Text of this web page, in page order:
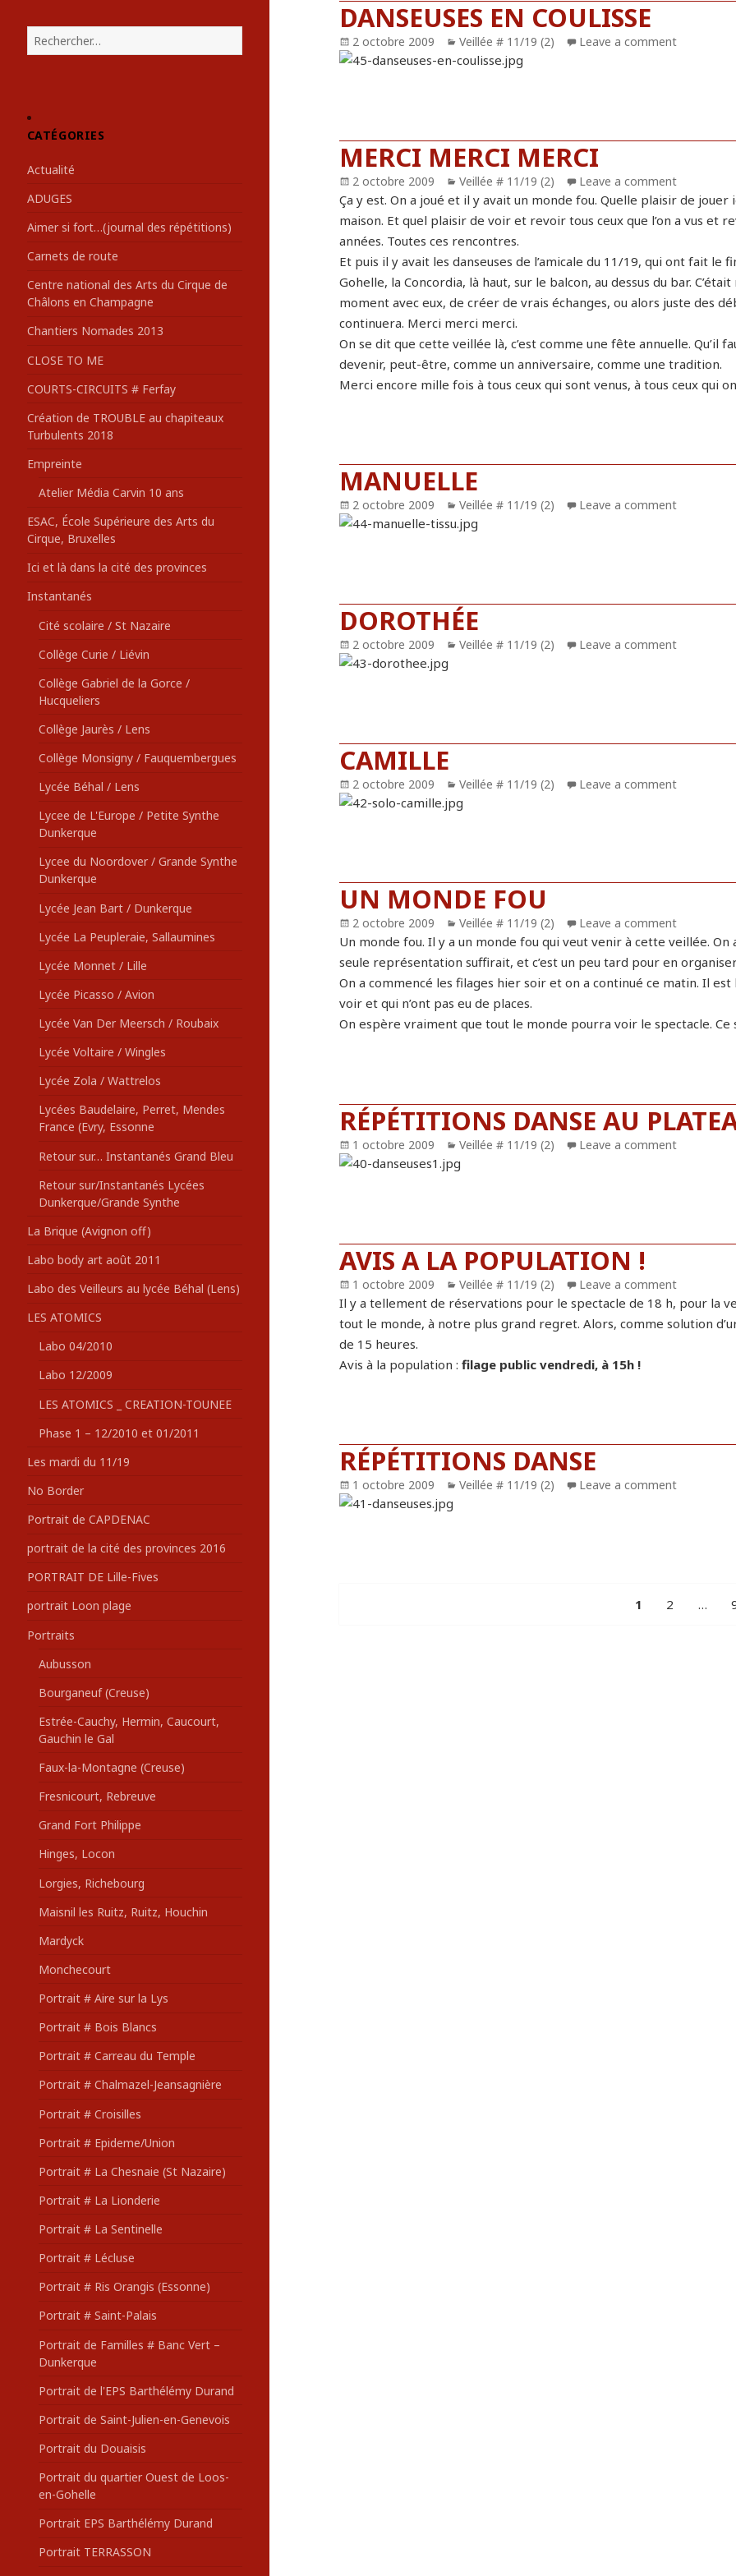
e
r
c
e
:
CATÉGORIES
Actualité
ADUGES
Aimer si fort…(journal des répétitions)
Carnets de route
Centre national des Arts du Cirque de
Châlons en Champagne
Chantiers Nomades 2013
CLOSE TO ME
COURTS-CIRCUITS # Ferfay
Création de TROUBLE au chapiteaux
Turbulents 2018
Empreinte
Atelier Média Carvin 10 ans
ESAC, École Supérieure des Arts du
Cirque, Bruxelles
Ici et là dans la cité des provinces
Instantanés
Cité scolaire / St Nazaire
Collège Curie / Liévin
Collège Gabriel de la Gorce /
Hucqueliers
Collège Jaurès / Lens
Collège Monsigny / Fauquembergues
Lycée Béhal / Lens
Lycee de L'Europe / Petite Synthe
Dunkerque
Lycee du Noordover / Grande Synthe
Dunkerque
Lycée Jean Bart / Dunkerque
Lycée La Peupleraie, Sallaumines
Lycée Monnet / Lille
Lycée Picasso / Avion
Lycée Van Der Meersch / Roubaix
Lycée Voltaire / Wingles
Lycée Zola / Wattrelos
Lycées Baudelaire, Perret, Mendes
France (Evry, Essonne
Retour sur… Instantanés Grand Bleu
Retour sur/Instantanés Lycées
Dunkerque/Grande Synthe
La Brique (Avignon off)
Labo body art août 2011
Labo des Veilleurs au lycée Béhal (Lens)
LES ATOMICS
Labo 04/2010
Labo 12/2009
LES ATOMICS _ CREATION-TOUNEE
Phase 1 – 12/2010 et 01/2011
Les mardi du 11/19
No Border
Portrait de CAPDENAC
portrait de la cité des provinces 2016
PORTRAIT DE Lille-Fives
portrait Loon plage
Portraits
Aubusson
Bourganeuf (Creuse)
Estrée-Cauchy, Hermin, Caucourt,
Gauchin le Gal
Faux-la-Montagne (Creuse)
Fresnicourt, Rebreuve
Grand Fort Philippe
Hinges, Locon
Lorgies, Richebourg
Maisnil les Ruitz, Ruitz, Houchin
Mardyck
Monchecourt
Portrait # Aire sur la Lys
Portrait # Bois Blancs
Portrait # Carreau du Temple
Portrait # Chalmazel-Jeansagnière
Portrait # Croisilles
Portrait # Epideme/Union
Portrait # La Chesnaie (St Nazaire)
Portrait # La Lionderie
Portrait # La Sentinelle
Portrait # Lécluse
Portrait # Ris Orangis (Essonne)
Portrait # Saint-Palais
Portrait de Familles # Banc Vert –
Dunkerque
Portrait de l'EPS Barthélémy Durand
Portrait de Saint-Julien-en-Genevois
Portrait du Douaisis
Portrait du quartier Ouest de Loos-
en-Gohelle
Portrait EPS Barthélémy Durand
Portrait TERRASSON
DANSEUSES EN COULISSE
Publié
le
2 octobre 2009 Catégories
Veillée # 11/19 (2) Leave a comment
MERCI MERCI MERCI
Publié
le
2 octobre 2009 Catégories
Veillée # 11/19 (2) Leave a comment
Ça y est. On a joué et il y avait un monde fou. Quelle plaisir de
maison. Et quel plaisir de voir et revoir tous ceux que l’on a vus et
années. Toutes ces rencontres.
Et puis il y avait les danseuses de l’amicale du 11/19, qui ont fait le
Gohelle, la Concordia, là haut, sur le balcon, au dessus du bar.
moment avec eux, de créer de vrais échanges, ou alors juste des
continuera. Merci merci merci.
On se dit que cette veillée là, c’est comme une fête annuelle. Qu’il
devenir, peut-être, comme un anniversaire, comme une tradition.
Merci encore mille fois à tous ceux qui sont venus, à tous ceux qui
MANUELLE
Publié
le
2 octobre 2009 Catégories
Veillée # 11/19 (2) Leave a comment
DOROTHÉE
Publié
le
2 octobre 2009 Catégories
Veillée # 11/19 (2) Leave a comment
CAMILLE
Publié
le
2 octobre 2009 Catégories
Veillée # 11/19 (2) Leave a comment
UN MONDE FOU
Publié
le
2 octobre 2009 Catégories
Veillée # 11/19 (2) Leave a comment
Un monde fou. Il y a un monde fou qui veut venir à cette veillée. On
seule représentation suffirait, et c’est un peu tard pour en
On a commencé les filages hier soir et on a continué ce matin. Il
voir et qui n’ont pas eu de places.
On espère vraiment que tout le monde pourra voir le spectacle.
RÉPÉTITIONS DANSE AU
Publié
le
1 octobre 2009 Catégories
Veillée # 11/19 (2) Leave a comment
AVIS A LA POPULATION !
Publié
le
1 octobre 2009 Catégories
Veillée # 11/19 (2) Leave a comment
Il y a tellement de réservations pour le spectacle de 18 h, pour la
tout le monde, à notre plus grand regret. Alors, comme solution
de 15 heures.
Avis à la population : filage public vendredi, à 15h !
RÉPÉTITIONS DANSE
Publié
le
1 octobre 2009 Catégories
Veillée # 11/19 (2) Leave a comment
PAGE
1 Page
2 …